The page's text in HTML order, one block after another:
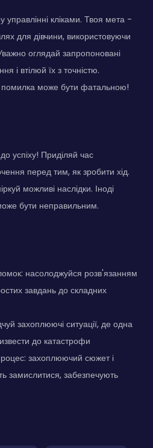
управлінні кліками. Твоя мета -
для дівчини, використовуючи
оглядай запропоновані
і втілюй їх з точністю.
може бути фатальною!
успіху! Приділяй час
перед тим, як зробити хід.
можливі наслідки. Іноді
бути неправильним.
насолоджуйся розв'язанням
завдань до складних
захоплюючі ситуації, де одна
до катастрофи
захоплюючий сюжет і
замислитися, забезпечують